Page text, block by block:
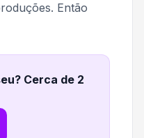
Então
Cerca de 2